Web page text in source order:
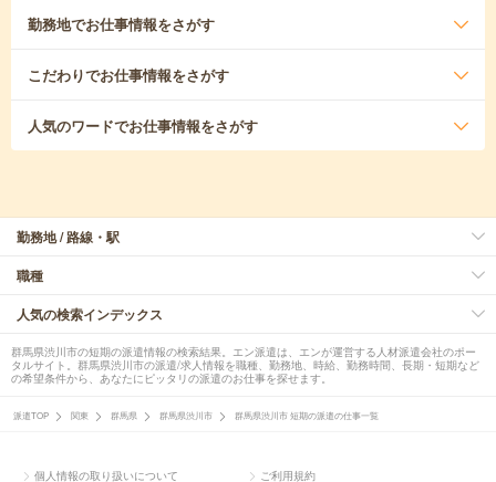
勤務地でお仕事情報をさがす
こだわりでお仕事情報をさがす
人気のワードでお仕事情報をさがす
勤務地 / 路線・駅
職種
人気の検索インデックス
群馬県渋川市の短期の派遣情報の検索結果。エン派遣は、エンが運営する人材派遣会社のポー
タルサイト。群馬県渋川市の派遣/求人情報を職種、勤務地、時給、勤務時間、長期・短期など
の希望条件から、あなたにピッタリの派遣のお仕事を探せます。
派遣TOP 関東 群馬県 群馬県渋川市 群馬県渋川市 短期の派遣の仕事一覧
個人情報の取り扱いについて ご利用規約